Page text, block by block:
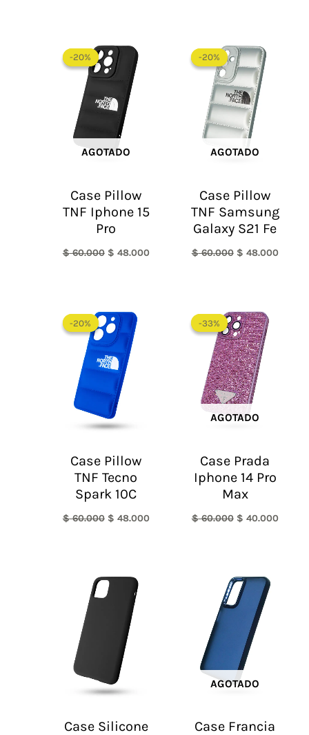
-20%
AGOTADO
-20%
Case Pillow
TNF Iphone 15
Pro
$60.000
precio
original
era:
$ 60.000.
$ 48.000
-20%
AGOTADO
-20%
Case Pillow
TNF Samsung
Galaxy S21 Fe
$60.000
precio
original
era:
$ 60.000.
$ 48.000
-20%
-20%
Case Pillow
TNF Tecno
Spark 10C
$60.000
precio
original
era:
$ 60.000.
$ 48.000
-33%
AGOTADO
-33%
Case Prada
Iphone 14 Pro
Max
$60.000
precio
original
era:
$ 60.000.
$ 40.000
Case Silicone
AGOTADO
Case Francia